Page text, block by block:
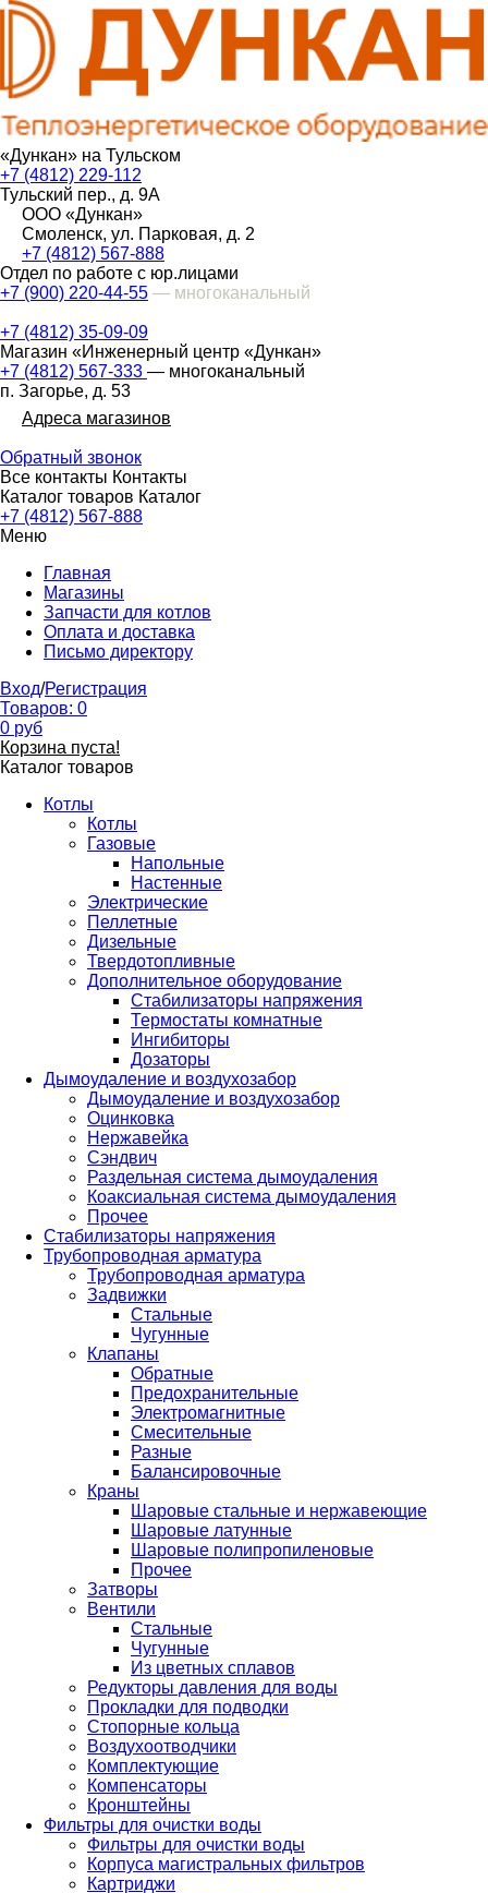
«Дункан» на Тульском
+7 (4812) 229-112
Тульский пер., д. 9А
ООО «Дункан»
Смоленск, ул. Парковая, д. 2
+7 (4812) 567-888
Отдел по работе с юр.лицами
+7 (900) 220-44-55 — многоканальный
+7 (4812) 35-09-09
Магазин «Инженерный центр «Дункан»
+7 (4812) 567-333 — многоканальный
п. Загорье, д. 53
Адреса магазинов
Обратный звонок
Все контакты Контакты
Каталог товаров Каталог
+7 (4812) 567-888
Меню
Главная
Магазины
Запчасти для котлов
Оплата и доставка
Письмо директору
Вход/Регистрация
Товаров: 0
0 руб
Корзина пуста!
Каталог товаров
Котлы
Котлы
Газовые
Напольные
Настенные
Электрические
Пеллетные
Дизельные
Твердотопливные
Дополнительное оборудование
Стабилизаторы напряжения
Термостаты комнатные
Ингибиторы
Дозаторы
Дымоудаление и воздухозабор
Дымоудаление и воздухозабор
Оцинковка
Нержавейка
Сэндвич
Раздельная система дымоудаления
Коаксиальная система дымоудаления
Прочее
Стабилизаторы напряжения
Трубопроводная арматура
Трубопроводная арматура
Задвижки
Стальные
Чугунные
Клапаны
Обратные
Предохранительные
Электромагнитные
Смесительные
Разные
Балансировочные
Краны
Шаровые стальные и нержавеющие
Шаровые латунные
Шаровые полипропиленовые
Прочее
Затворы
Вентили
Стальные
Чугунные
Из цветных сплавов
Редукторы давления для воды
Прокладки для подводки
Стопорные кольца
Воздухоотводчики
Комплектующие
Компенсаторы
Кронштейны
Фильтры для очистки воды
Фильтры для очистки воды
Корпуса магистральных фильтров
Картриджи